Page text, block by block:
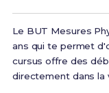
Le BUT Mesures
ans qui te permet
cursus offre des
directement dans la